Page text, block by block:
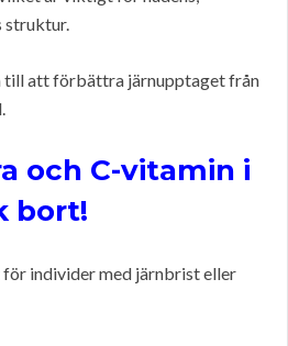
struktur.
till att förbättra järnupptaget från
och C-vitamin i
bort!
individer med järnbrist eller